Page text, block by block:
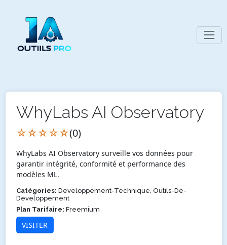
WhyLabs AI Observatory
☆☆☆☆☆(0)
WhyLabs AI Observatory surveille vos données pour
garantir intégrité, conformité et performance des
modèles ML.
Catégories: Developpement-Technique, Outils-De-
Developpement
Plan Tarifaire: Freemium
VISITER